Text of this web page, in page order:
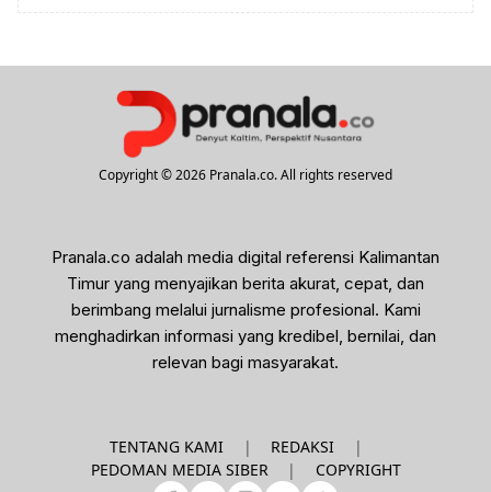
Copyright © 2026 Pranala.co. All rights reserved
Pranala.co adalah media digital referensi Kalimantan
Timur yang menyajikan berita akurat, cepat, dan
berimbang melalui jurnalisme profesional. Kami
menghadirkan informasi yang kredibel, bernilai, dan
relevan bagi masyarakat.
TENTANG KAMI | REDAKSI
|
PEDOMAN MEDIA SIBER
| COPYRIGHT